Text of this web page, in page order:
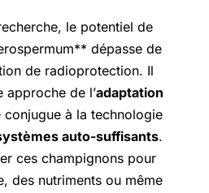
le potentiel de
dépasse de
de radioprotection. Il
approche de l’adaptation
conjugue à la technologie
auto-suffisants.
ces champignons pour
des nutriments ou même